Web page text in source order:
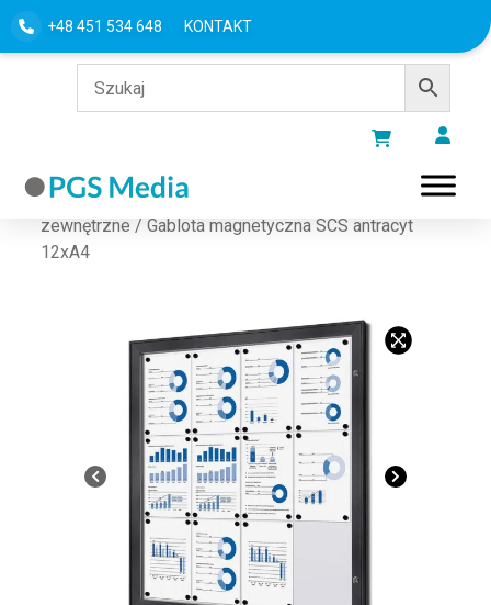
+48 451 534 648 KONTAKT
Strona główna/Gabloty
zewnętrzne / Gablota magnetyczna SCS antracyt
12xA4